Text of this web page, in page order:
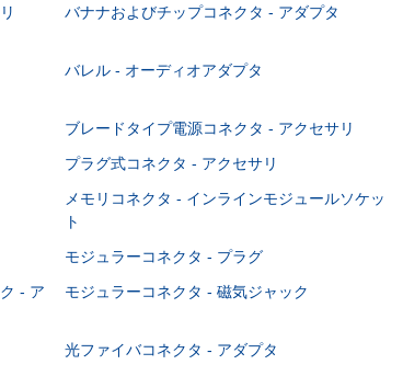
バナナおよびチップコネクタ - アダプタ
バレル - オーディオアダプタ
ブレードタイプ電源コネクタ - アクセサリ
プラグ式コネクタ - アクセサリ
メモリコネクタ - インラインモジュールソケッ
ト
モジュラーコネクタ - プラグ
- ア
モジュラーコネクタ - 磁気ジャック
光ファイバコネクタ - アダプタ